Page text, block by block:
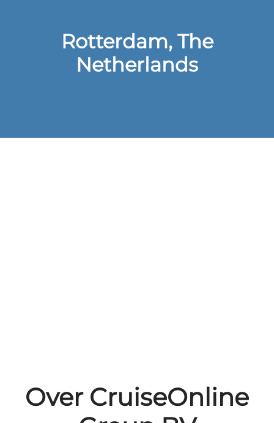
Rotterdam, The
Netherlands
Over CruiseOnline